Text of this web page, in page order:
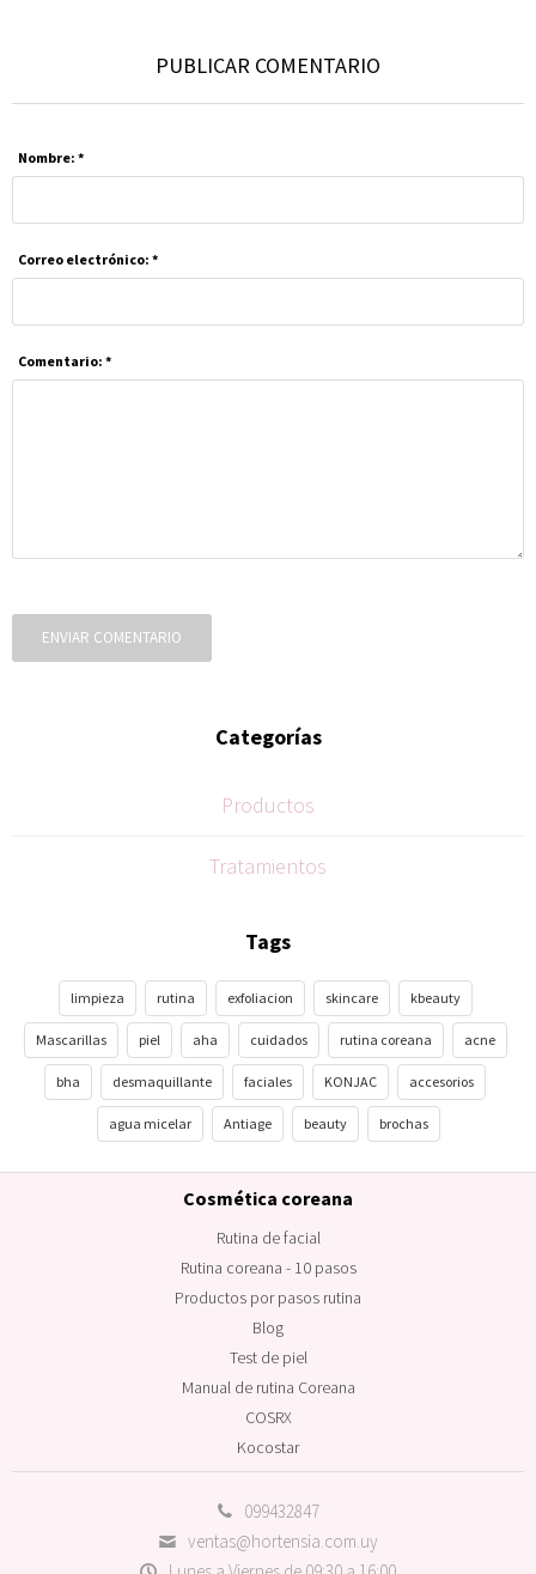
PUBLICAR COMENTARIO
Nombre: *
Correo electrónico: *
Comentario: *
ENVIAR COMENTARIO
Categorías
Productos
Tratamientos
Tags
limpieza rutina exfoliacion skincare kbeauty
Mascarillas piel aha cuidados rutina coreana acne
bha desmaquillante faciales KONJAC accesorios
agua micelar Antiage beauty brochas
099432847
ventas@hortensia.com.uy
Cosmética coreana
Rutina de facial
Rutina coreana - 10 pasos
Productos por pasos rutina
Blog
Test de piel
Manual de rutina Coreana
COSRX
Kocostar